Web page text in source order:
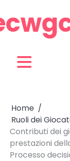
to
content
Home
Ruoli dei
Contributi dei
prestazioni
Processo